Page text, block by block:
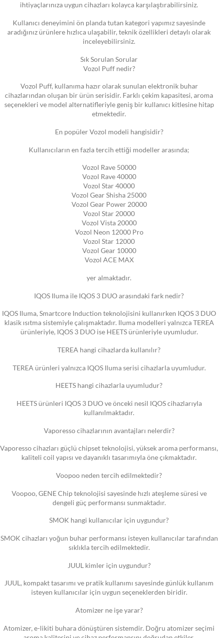
ihtiyaçlarınıza uygun cihazları kolayca karşılaştırabilirsiniz.
Kullanıcı deneyimini ön planda tutan kategori yapımız sayesinde
aradığınız ürünlere hızlıca ulaşabilir, teknik özellikleri detaylı olarak
inceleyebilirsiniz.
Sık Sorulan Sorular
Vozol Puff nedir?
Vozol Puff, kullanıma hazır olarak sunulan elektronik buhar
cihazlarından oluşan bir ürün serisidir. Farklı çekim kapasitesi, aroma
seçenekleri ve model alternatifleriyle geniş bir kullanıcı kitlesine hitap
etmektedir.
En popüler Vozol modeli hangisidir?
Kullanıcıların en fazla tercih ettiği modeller arasında;
Vozol Rave 50000
Vozol Rave 40000
Vozol Star 40000
Vozol Gear Shisha 25000
Vozol Gear Power 20000
Vozol Star 20000
Vozol Vista 20000
Vozol Neon 12000 Pro
Vozol Star 12000
Vozol Gear 10000
Vozol ACE MAX
yer almaktadır.
IQOS Iluma ile IQOS 3 DUO arasındaki fark nedir?
IQOS Iluma, Smartcore Induction teknolojisini kullanırken IQOS 3 DUO
klasik ısıtma sistemiyle çalışmaktadır. Iluma modelleri yalnızca TEREA
ürünleriyle, IQOS 3 DUO ise HEETS ürünleriyle uyumludur.
TEREA hangi cihazlarda kullanılır?
TEREA ürünleri yalnızca IQOS Iluma serisi cihazlarla uyumludur.
HEETS hangi cihazlarla uyumludur?
HEETS ürünleri IQOS 3 DUO ve önceki nesil IQOS cihazlarıyla
kullanılmaktadır.
Vaporesso cihazlarının avantajları nelerdir?
Vaporesso cihazları güçlü chipset teknolojisi, yüksek aroma performansı,
kaliteli coil yapısı ve dayanıklı tasarımıyla öne çıkmaktadır.
Voopoo neden tercih edilmektedir?
Voopoo, GENE Chip teknolojisi sayesinde hızlı ateşleme süresi ve
dengeli güç performansı sunmaktadır.
SMOK hangi kullanıcılar için uygundur?
SMOK cihazları yoğun buhar performansı isteyen kullanıcılar tarafından
sıklıkla tercih edilmektedir.
JUUL kimler için uygundur?
JUUL, kompakt tasarımı ve pratik kullanımı sayesinde günlük kullanım
isteyen kullanıcılar için uygun seçeneklerden biridir.
Atomizer ne işe yarar?
Atomizer, e-likiti buhara dönüştüren sistemdir. Doğru atomizer seçimi